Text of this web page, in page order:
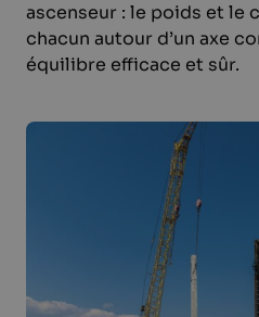
ascenseur : le poids et le
chacun autour d’un axe
équilibre efficace et sûr.